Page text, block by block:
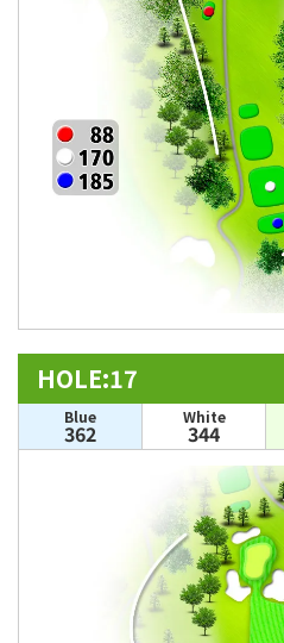
HOLE:17
Blue
362
White
344